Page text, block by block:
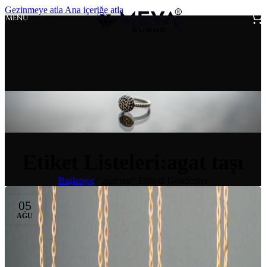
Gezinmeye atla Ana içeriğe atla
MENÜ
Başlangıç
05
AĞU